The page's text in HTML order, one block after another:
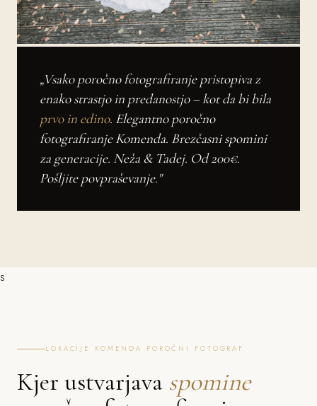
„Vsako poročno fotografiranje pristopiva z
enako strastjo in predanostjo – kot da bi bila
prvo in edino. Elegantno poročno
fotografiranje Komenda. Brezčasni spomini
za generacije. Neža & Tadej. Od 200€.
Pošljite povpraševanje."
s
LOKACIJE KOMENDA POROČNI FOTOGRAF
Kjer ustvarjava spomine